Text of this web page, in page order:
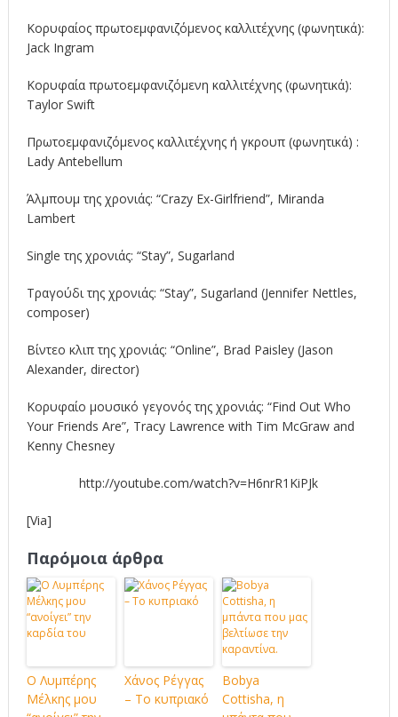
Κορυφαίος πρωτοεμφανιζόμενος καλλιτέχνης (φωνητικά):
Jack Ingram
Κορυφαία πρωτοεμφανιζόμενη καλλιτέχνης (φωνητικά):
Taylor Swift
Πρωτοεμφανιζόμενος καλλιτέχνης ή γκρουπ (φωνητικά) :
Lady Antebellum
Άλμπουμ της χρονιάς: “Crazy Ex-Girlfriend”, Miranda
Lambert
Single της χρονιάς: “Stay”, Sugarland
Τραγούδι της χρονιάς: “Stay”, Sugarland (Jennifer Nettles,
composer)
Βίντεο κλιπ της χρονιάς: “Online”, Brad Paisley (Jason
Alexander, director)
Κορυφαίο μουσικό γεγονός της χρονιάς: “Find Out Who
Your Friends Are”, Tracy Lawrence with Tim McGrawand
Kenny Chesney
http://youtube.com/watch?v=H6nrR1KiPJk
[Via]
Παρόμοια άρθρα
Ο Λυμπέρης
Μέλκης μου
Χάνος Ρέγγας
– Το κυπριακό
Bobya
Cottisha, η